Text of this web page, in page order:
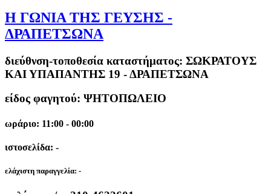
Η ΓΩΝΙΑ ΤΗΣ ΓΕΥΣΗΣ -
ΔΡΑΠΕΤΣΩΝΑ
διεύθνση-τοποθεσία καταστήματος: ΣΩΚΡΑΤΟΥΣ
ΚΑΙ ΥΠΑΠΑΝΤΗΣ 19 - ΔΡΑΠΕΤΣΩΝΑ
είδος φαγητού: ΨΗΤΟΠΩΛΕΙΟ
ωράριο: 11:00 - 00:00
ιστοσελίδα: -
ελάχιστη παραγγελία: -